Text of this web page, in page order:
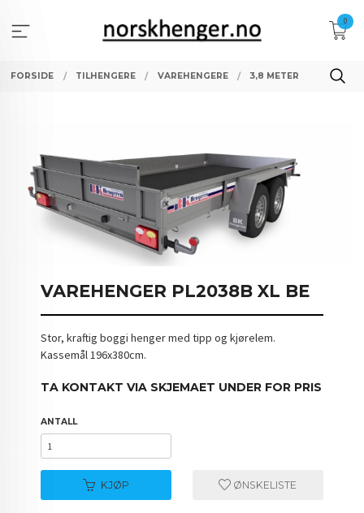
innholdet
0
FORSIDE TILHENGERE VAREHENGERE 3,8 METER
VAREHENGER PL2038B XL BE
Stor, kraftig boggi henger med tipp og kjørelem.
Kassemål 196x380cm.
TA KONTAKT VIA SKJEMAET UNDER FOR PRIS
ANTALL
KJØP ØNSKELISTE